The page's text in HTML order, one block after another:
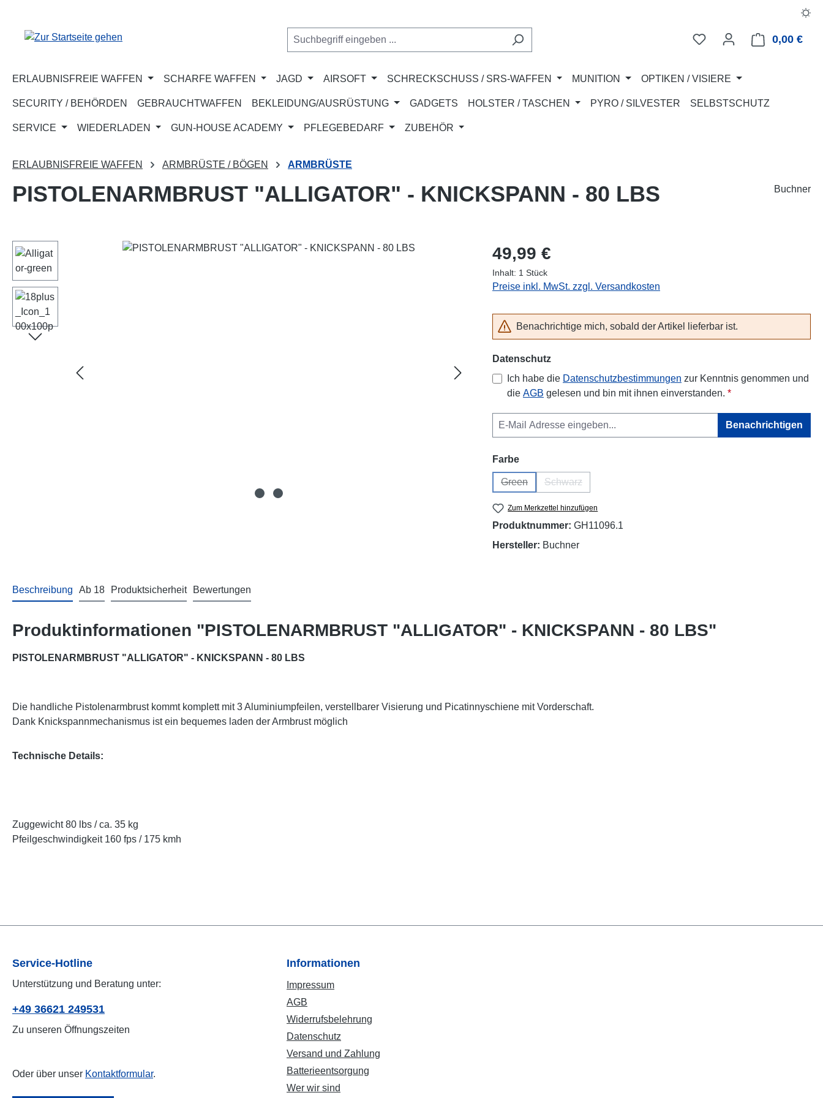
0,00 €
ERLAUBNISFREIE WAFFEN SCHARFE WAFFEN JAGD AIRSOFT SCHRECKSCHUSS / SRS-WAFFEN MUNITION OPTIKEN / VISIERE
SECURITY / BEHÖRDEN GEBRAUCHTWAFFEN BEKLEIDUNG/AUSRÜSTUNG GADGETS HOLSTER / TASCHEN PYRO / SILVESTER SELBSTSCHUTZ
SERVICE WIEDERLADEN GUN-HOUSE ACADEMY PFLEGEBEDARF ZUBEHÖR
ERLAUBNISFREIE WAFFEN ARMBRÜSTE / BÖGEN ARMBRÜSTE
PISTOLENARMBRUST "ALLIGATOR" - KNICKSPANN - 80 LBS Buchner
Regulärer Preis:
49,99 €
Inhalt: 1 Stück
Preise inkl. MwSt. zzgl. Versandkosten
Benachrichtige mich, sobald der Artikel lieferbar ist.
Datenschutz
Ich habe die Datenschutzbestimmungen zur Kenntnis genommen und
die AGB gelesen und bin mit ihnen einverstanden. *
Benachrichtigen
Farbeauswählen
Green
(Diese Option ist zurzeit nicht verfügbar.)
Schwarz
Zum Merkzettel hinzufügen
Produktnummer: GH11096.1
Hersteller: Buchner
Beschreibung Ab 18 Produktsicherheit Bewertungen
Produktinformationen "PISTOLENARMBRUST "ALLIGATOR" - KNICKSPANN - 80 LBS"
PISTOLENARMBRUST "ALLIGATOR" - KNICKSPANN - 80 LBS
Die handliche Pistolenarmbrust kommt komplett mit 3 Aluminiumpfeilen, verstellbarer Visierung und Picatinnyschiene mit Vorderschaft.
Dank Knickspannmechanismus ist ein bequemes laden der Armbrust möglich
Technische Details:
Zuggewicht 80 lbs / ca. 35 kg
Pfeilgeschwindigkeit 160 fps / 175 kmh
Service-Hotline
Unterstützung und Beratung unter:
+49 36621 249531
Zu unseren Öffnungszeiten
Oder über unser Kontaktformular.
Informationen
Impressum
AGB
Widerrufsbelehrung
Datenschutz
Versand und Zahlung
Batterieentsorgung
Wer wir sind